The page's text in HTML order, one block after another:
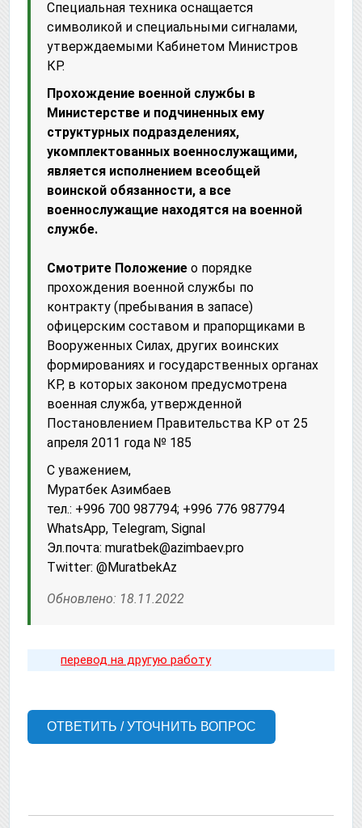
Специальная техника оснащается
символикой и специальными сигналами,
утверждаемыми Кабинетом Министров
КР.
Прохождение военной службы в
Министерстве и подчиненных ему
структурных подразделениях,
укомплектованных военнослужащими,
является исполнением всеобщей
воинской обязанности, а все
военнослужащие находятся на военной
службе.
Смотрите Положение о порядке
прохождения военной службы по
контракту (пребывания в запасе)
офицерским составом и прапорщиками в
Вооруженных Силах, других воинских
формированиях и государственных органах
КР, в которых законом предусмотрена
военная служба, утвержденной
Постановлением Правительства КР от 25
апреля 2011 года № 185
С уважением,
Муратбек Азимбаев
тел.: +996 700 987794; +996 776 987794
WhatsApp, Telegram, Signal
Эл.почта: muratbek@azimbaev.pro
Twitter: @MuratbekAz
Обновлено: 18.11.2022
перевод на другую работу
ОТВЕТИТЬ / УТОЧНИТЬ ВОПРОС